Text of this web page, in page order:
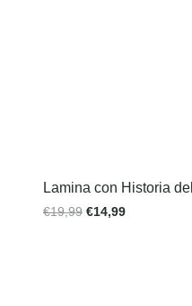
Lamina con Historia
€19,99 €14,99